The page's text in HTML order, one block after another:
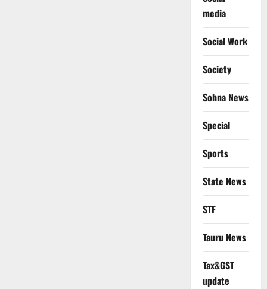
media
Social Work
Society
Sohna News
Special
Sports
State News
STF
Tauru News
Tax&GST
update